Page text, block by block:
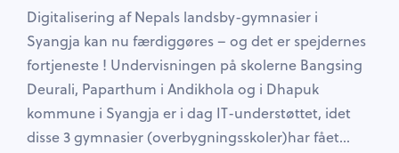
Digitalisering af Nepals landsby-gymnasier i
Syangja kan nu færdiggøres – og det er spejdernes
fortjeneste ! Undervisningen på skolerne Bangsing
Deurali, Paparthum i Andikhola og i Dhapuk
kommune i Syangja er i dag IT-understøttet, idet
disse 3 gymnasier (overbygningsskoler)har fået...